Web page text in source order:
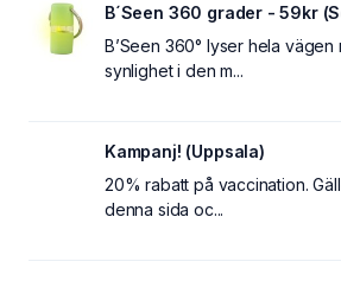
B´Seen 360 grader - 59kr
B’Seen 360° lyser hela
synlighet i den m...
Kampanj! (Uppsala)
20% rabatt på vaccination.
denna sida oc...